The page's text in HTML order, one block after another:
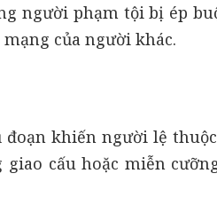
người phạm tội bị ép
của người khác.
khiến người lệ
cấu hoặc miễn